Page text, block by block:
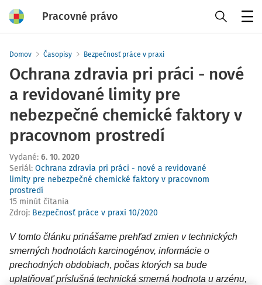
Pracovné právo
Domov Časopisy Bezpečnosť práce v praxi
Ochrana zdravia pri práci - nové
a revidované limity pre
nebezpečné chemické faktory v
pracovnom prostredí
Vydané: 6. 10. 2020
Seriál: Ochrana zdravia pri práci - nové a revidované
limity pre nebezpečné chemické faktory v pracovnom
prostredí
15 minút čítania
Zdroj: Bezpečnosť práce v praxi 10/2020
V tomto článku prinášame prehľad zmien v technických
smerných hodnotách karcinogénov, informácie o
prechodných obdobiach, počas ktorých sa bude
uplatňovať príslušná technická smerná hodnota u arzénu,